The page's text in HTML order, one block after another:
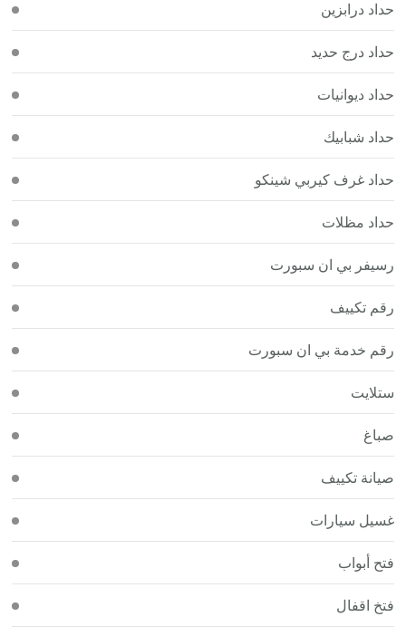
حداد درابزين
حداد درج حديد
حداد ديوانيات
حداد شبابيك
حداد غرف كيربي شينكو
حداد مظلات
رسيفر بي ان سبورت
رقم تكييف
رقم خدمة بي ان سبورت
ستلايت
صباغ
صيانة تكييف
غسيل سيارات
فتح أبواب
فتخ اقفال